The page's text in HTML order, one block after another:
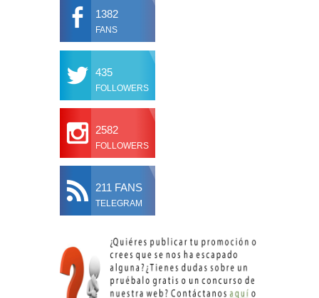
1382
FANS
435
FOLLOWERS
2582
FOLLOWERS
211 FANS
TELEGRAM